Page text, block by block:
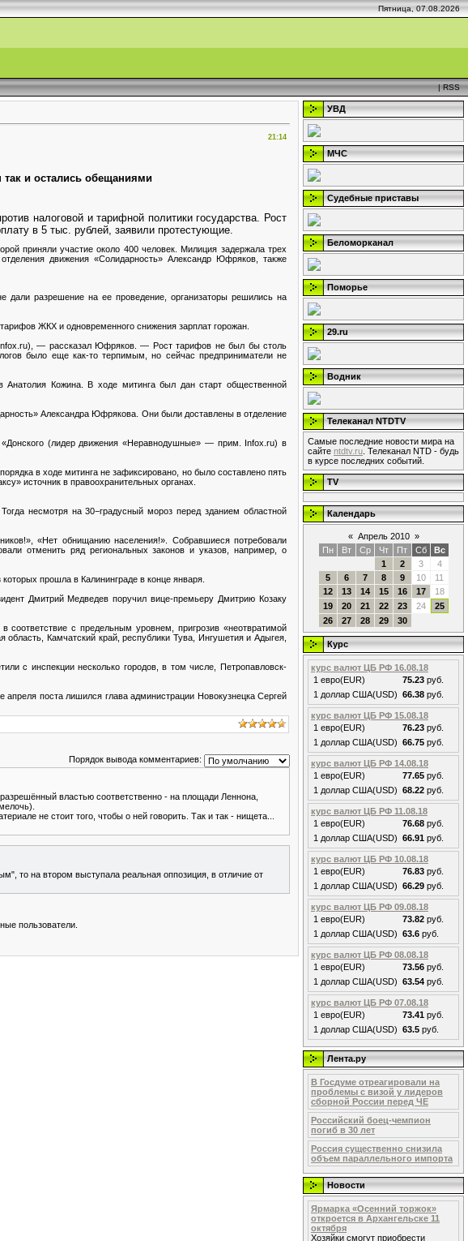
Пятница, 07.08.2026
|RSS
21:14
и остались обещаниями
налоговой и тарифной политики государства. Рост
в 5 тыс. рублей, заявили протестующие.
приняли участие около 400 человек. Милиция задержала трех
движения «Солидарность» Александр Юфряков, также
дали разрешение на ее проведение, организаторы решились на
ЖКХ и одновременного снижения зарплат горожан.
— рассказал Юфряков. — Рост тарифов не был бы столь
было еще как-то терпимым, но сейчас предприниматели не
Анатолия Кожина. В ходе митинга был дан старт общественной
Александра Юфрякова. Они были доставлены в отделение
(лидер движения «Неравнодушные» — прим. Infox.ru) в
в ходе митинга не зафиксировано, но было составлено пять
источник в правоохранительных органах.
несмотря на 30−градусный мороз перед зданием областной
«Нет обнищанию населения!». Собравшиеся потребовали
отменить ряд региональных законов и указов, например, о
прошла в Калининграде в конце января.
Дмитрий Медведев поручил вице-премьеру Дмитрию Козаку
с предельным уровнем, пригрозив «неотвратимой
Камчатский край, республики Тува, Ингушетия и Адыгея,
с инспекции несколько городов, в том числе, Петропавловск-
поста лишился глава администрации Новокузнецка Сергей
Порядок вывода комментариев:
властью соответственно - на площади Леннона,
не стоит того, чтобы о ней говорить. Так и так - нищета...
то на втором выступала реальная оппозиция, в отличие от
пользователи.
УВД
МЧС
Судебные приставы
Беломорканал
Поморье
29.ru
Водник
Телеканал NTDTV
Самые последние новости мира на
сайте ntdtv.ru . Телеканал NTD - будь
в курсе последних событий.
TV
Календарь
« Апрель 2010 »
Пн
Вт Ср Чт Пт Сб
Вс
1
2 3
4
5
6 7 8 9 10
11
12
13 14 15 16 17
18
19
20 21 22 23 24
25
26
27 28 29 30
Курс
курс валют ЦБ РФ 16.08.18
1 евро(EUR)
75.23 руб.
1 доллар США(USD) 66.38 руб.
курс валют ЦБ РФ 15.08.18
1 евро(EUR)
76.23 руб.
1 доллар США(USD) 66.75 руб.
курс валют ЦБ РФ 14.08.18
1 евро(EUR)
77.65 руб.
1 доллар США(USD) 68.22 руб.
курс валют ЦБ РФ 11.08.18
1 евро(EUR)
76.68 руб.
1 доллар США(USD) 66.91 руб.
курс валют ЦБ РФ 10.08.18
1 евро(EUR)
76.83 руб.
1 доллар США(USD) 66.29 руб.
курс валют ЦБ РФ 09.08.18
1 евро(EUR)
73.82 руб.
1 доллар США(USD) 63.6 руб.
курс валют ЦБ РФ 08.08.18
1 евро(EUR)
73.56 руб.
1 доллар США(USD) 63.54 руб.
курс валют ЦБ РФ 07.08.18
1 евро(EUR)
73.41 руб.
1 доллар США(USD) 63.5 руб.
Лента.ру
В Госдуме отреагировали на
проблемы с визой у лидеров
сборной России перед ЧЕ
Российский боец-чемпион
погиб в 30 лет
Россия существенно снизила
объем параллельного импорта
Новости
Ярмарка «Осенний торжок»
откроется в Архангельске 11
октября
Хозяйки смогут приобрести